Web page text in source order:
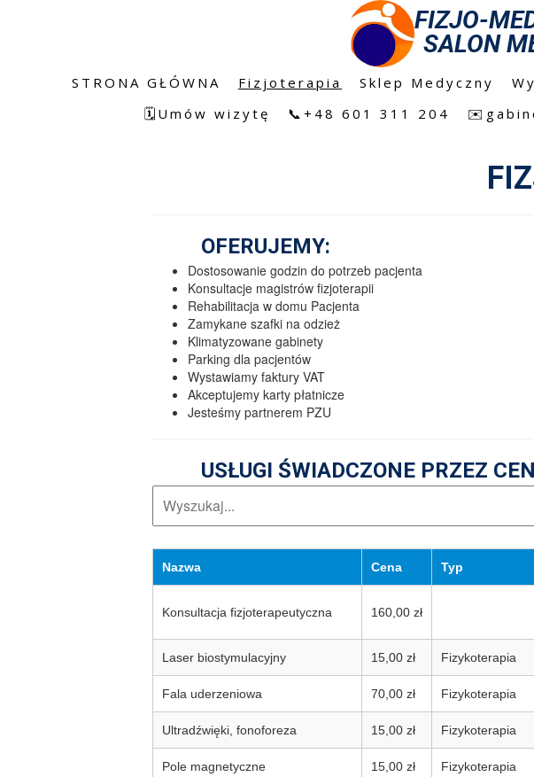
FIZJO-
SALON
STRONA GŁÓWNA Fizjoterapia Sklep Medyczny
🗓️Umów wizytę
📞+48 601 311 204
OFERUJEMY:
Dostosowanie godzin do potrzeb pacjenta
Konsultacje magistrów fizjoterapii
Rehabilitacja w domu Pacjenta
Zamykane szafki na odzież
Klimatyzowane gabinety
Parking dla pacjentów
Wystawiamy faktury VAT
Akceptujemy karty płatnicze
Jesteśmy partnerem PZU
USŁUGI ŚWIADCZONE PRZEZ
Nazwa Cena Typ
Konsultacja fizjoterapeutyczna 160,00 zł
Laser biostymulacyjny 15,00 zł Fizykoterapia
Fala uderzeniowa 70,00 zł Fizykoterapia
Ultradźwięki, fonoforeza 15,00 zł Fizykoterapia
Pole magnetyczne 15,00 zł Fizykoterapia